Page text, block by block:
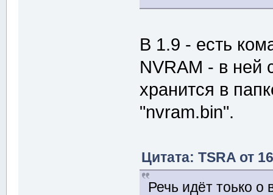
В 1.9 - есть
NVRAM - в ней
хранится в
"nvram.bin".
Цитата: TSRA от
Речь идёт тоько о